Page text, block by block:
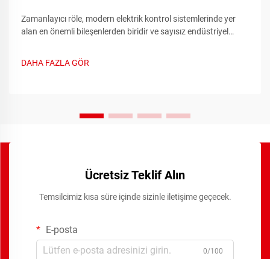
Zamanlayıcı röle, modern elektrik kontrol sistemlerinde yer
alan en önemli bileşenlerden biridir ve sayısız endüstriyel
gelişmiş cihazlar geleneksel röle anahtarlama yeteneklerini...
DAHA FAZLA GÖR
Ücretsiz Teklif Alın
Temsilcimiz kısa süre içinde sizinle iletişime geçecek.
E-posta
0/100